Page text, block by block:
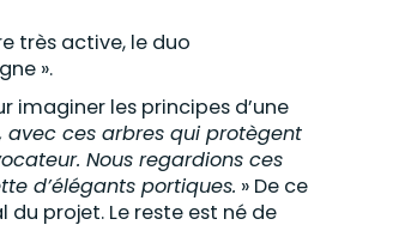
très active, le duo
».
imaginer les principes d’une
avec ces arbres qui protègent
Nous regardions ces
d’élégants portiques. » De ce
projet. Le reste est né de